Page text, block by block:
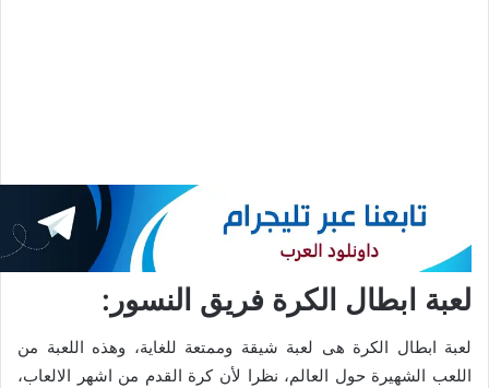
لعبة ابطال الكرة فريق النسور:
لعبة ابطال الكرة هى لعبة شيقة وممتعة للغاية، وهذه اللعبة من
اللعب الشهيرة حول العالم، نظرا لأن كرة القدم من اشهر الالعاب،